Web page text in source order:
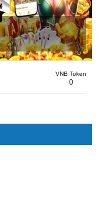
VNB Token
0